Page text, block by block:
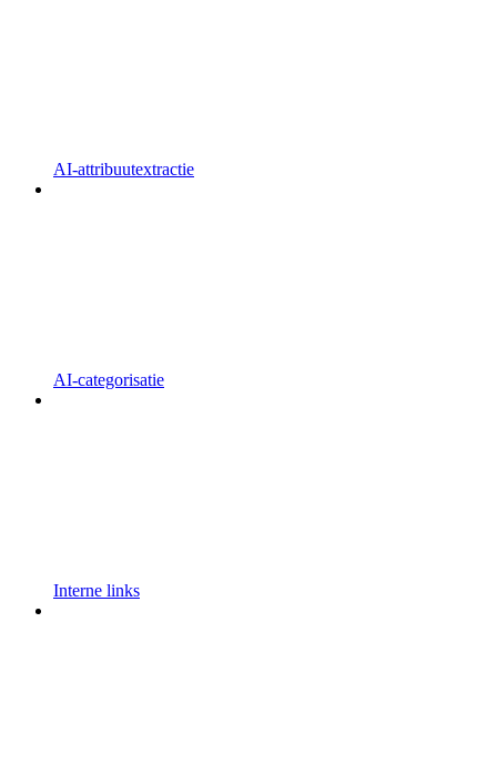
AI-attribuutextractie
AI-categorisatie
Interne links